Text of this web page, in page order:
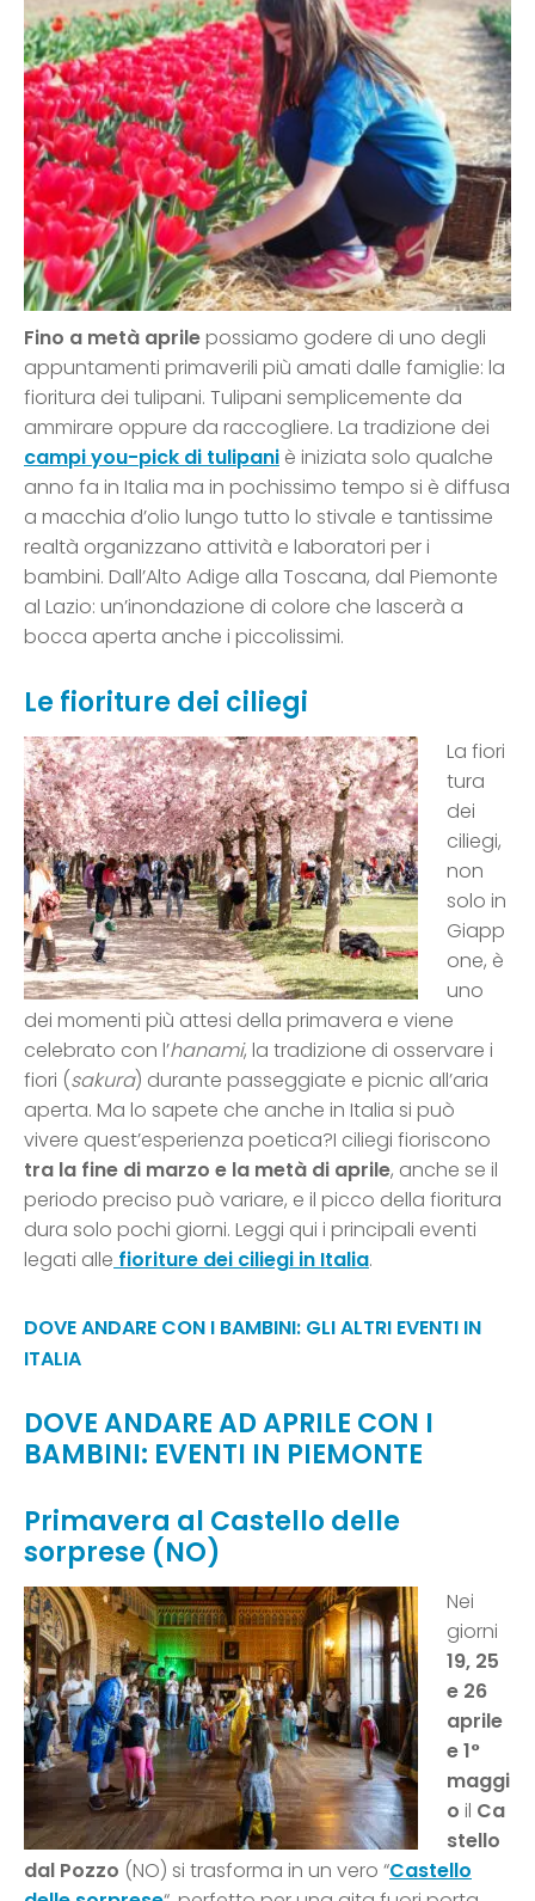
Fino a metà aprilepossiamo godere di uno degli
appuntamenti primaverili più amati dalle famiglie: la
fioritura dei tulipani. Tulipani semplicemente da
ammirare oppure da raccogliere. La tradizione dei
campi you-pick di tulipani è iniziata solo qualche
anno fa in Italia ma in pochissimo tempo si è diffusa
a macchia d’olio lungo tutto lo stivale e tantissime
realtà organizzano attività e laboratori per i
bambini. Dall’Alto Adige alla Toscana, dal Piemonte
al Lazio: un’inondazione di colore che lascerà a
bocca aperta anche i piccolissimi.
Le fioriture dei ciliegi
La fiori
tura
dei
ciliegi,
non
solo in
Giapp
one, è
uno
dei momenti più attesi della primavera e viene
celebrato con l’hanami, la tradizione di osservare i
fiori (sakura) durante passeggiate e picnic all’aria
aperta. Ma lo sapete che anche in Italia si può
vivere quest’esperienza poetica?I ciliegi fioriscono
tra la fine di marzo e la metà di aprile, anche se il
periodo preciso può variare, e il picco della fioritura
dura solo pochi giorni. Leggi qui i principali eventi
legati alle fioriture dei ciliegi in Italia.
DOVE ANDARE CON I BAMBINI: GLI ALTRI EVENTI IN
ITALIA
DOVE ANDARE AD APRILE CON I
BAMBINI: EVENTI IN PIEMONTE
Primavera al Castello delle
sorprese (NO)
Nei
giorni
19, 25
e 26
aprile
e 1°
maggi
o il Ca
stello
dal Pozzo (NO) si trasforma in un vero “Castello